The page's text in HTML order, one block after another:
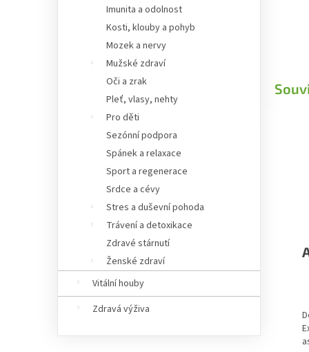
Imunita a odolnost
Kosti, klouby a pohyb
Mozek a nervy
Mužské zdraví
Oči a zrak
Pleť, vlasy, nehty
Pro děti
Sezónní podpora
Spánek a relaxace
Sport a regenerace
Srdce a cévy
Stres a duševní pohoda
Trávení a detoxikace
Zdravé stárnutí
Ženské zdraví
Vitální houby
Zdravá výživa